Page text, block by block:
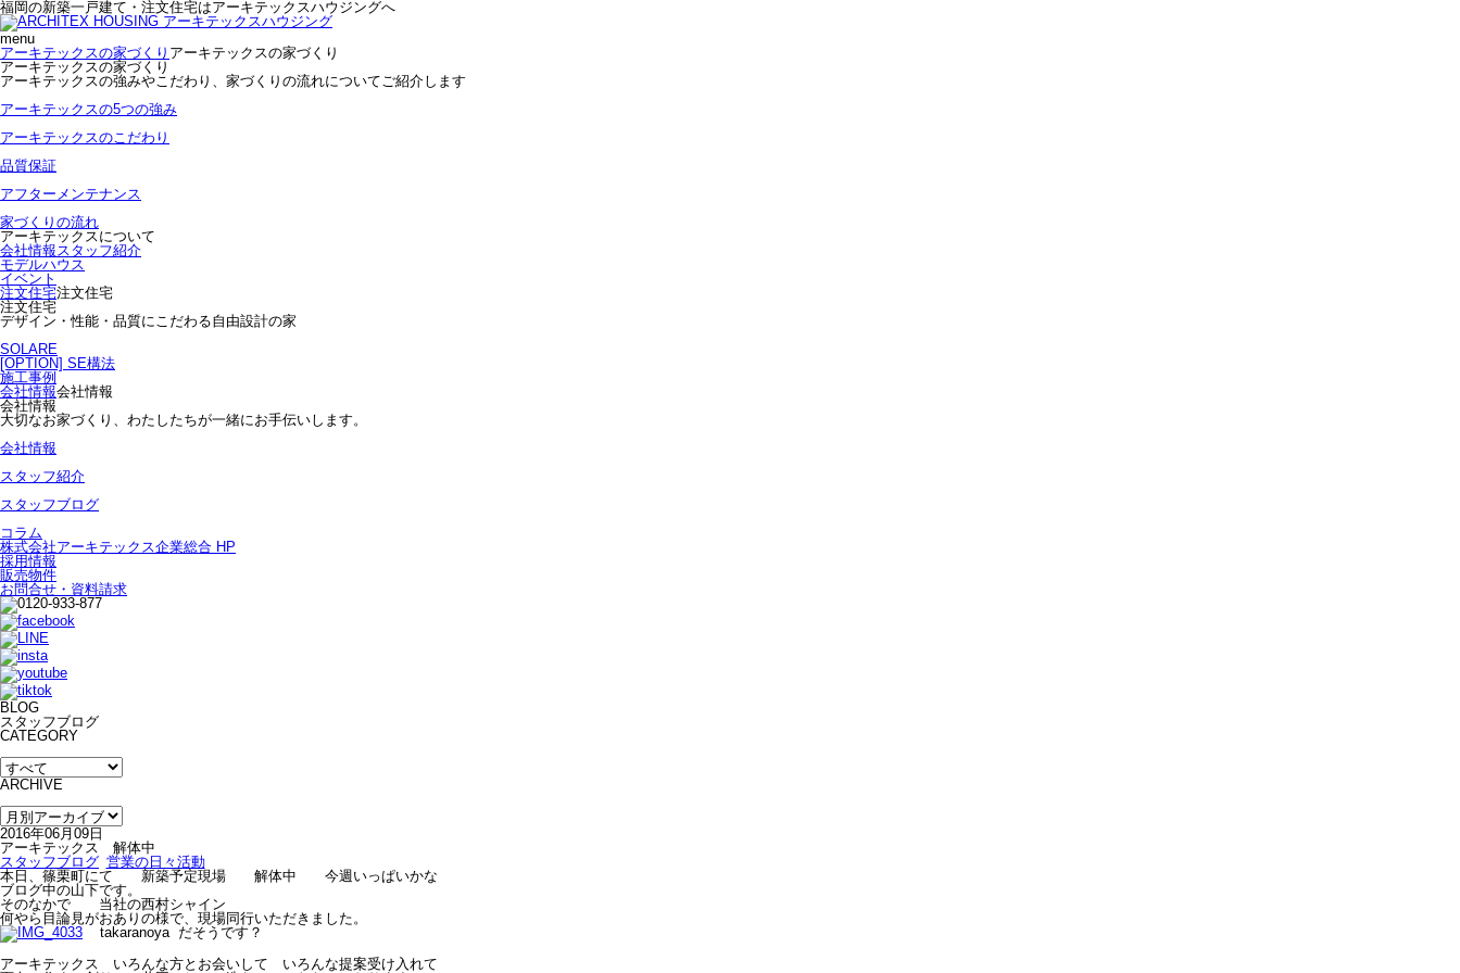
福岡の新築一戸建て・注文住宅はアーキテックスハウジングへ
menu
アーキテックスの家づくり アーキテックスの家づくり
アーキテックスの家づくり
アーキテックスの強みやこだわり、家づくりの流れについてご紹介します
アーキテックスの5つの強み
アーキテックスのこだわり
品質保証
アフターメンテナンス
家づくりの流れ
アーキテックスについて
会社情報スタッフ紹介
モデルハウス
イベント
注文住宅注文住宅
注文住宅
デザイン・性能・品質にこだわる自由設計の家
SOLARE
[OPTION] SE構法
施工事例
会社情報会社情報
会社情報
大切なお家づくり、わたしたちが一緒にお手伝いします。
会社情報
スタッフ紹介
スタッフブログ
コラム
株式会社アーキテックス企業総合 HP
採用情報
販売物件
お問合せ・資料請求
BLOG
スタッフブログ
CATEGORY
ARCHIVE
2016年06月09日
アーキテックス 解体中
スタッフブログ 営業の日々活動
本日、篠栗町にて 新築予定現場 解体中 今週いっぱいかな
ブログ中の山下です。
そのなかで 当社の西村シャイン
何やら目論見がおありの様で、現場同行いただきました。
takaranoya だそうです？
アーキテックス いろんな方とお会いして いろんな提案受け入れて